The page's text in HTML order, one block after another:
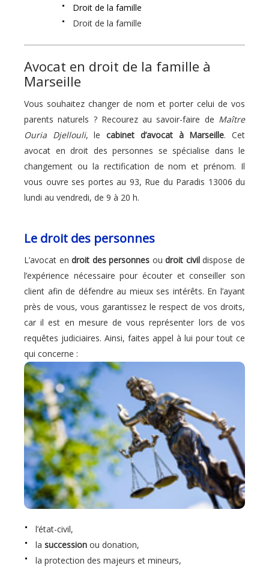
Droit de la famille
Droit de la famille
Avocat en droit de la famille à
Marseille
Vous souhaitez changer de nom et porter celui de vos
parents naturels ? Recourez au savoir-faire de Maître
Ouria Djellouli, lecabinet d’avocat à Marseille. Cet
avocat en droit des personnes se spécialise dans le
changement ou la rectification de nom et prénom. Il
vous ouvre ses portes au 93, Rue du Paradis 13006 du
lundi au vendredi, de 9 à 20 h.
Le droit des personnes
L’avocat endroit des personnes oudroit civildispose de
l’expérience nécessaire pour écouter et conseiller son
client afin de défendre au mieux ses intérêts. En l’ayant
près de vous, vous garantissez le respect de vos droits,
car il est en mesure de vous représenter lors de vos
requêtes judiciaires. Ainsi, faites appel à lui pour tout ce
qui concerne :
l’état-civil,
la succession ou donation,
la protection des majeurs et mineurs,